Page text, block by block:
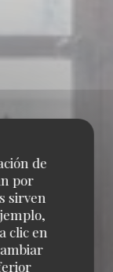
de
por
sirven
clic en